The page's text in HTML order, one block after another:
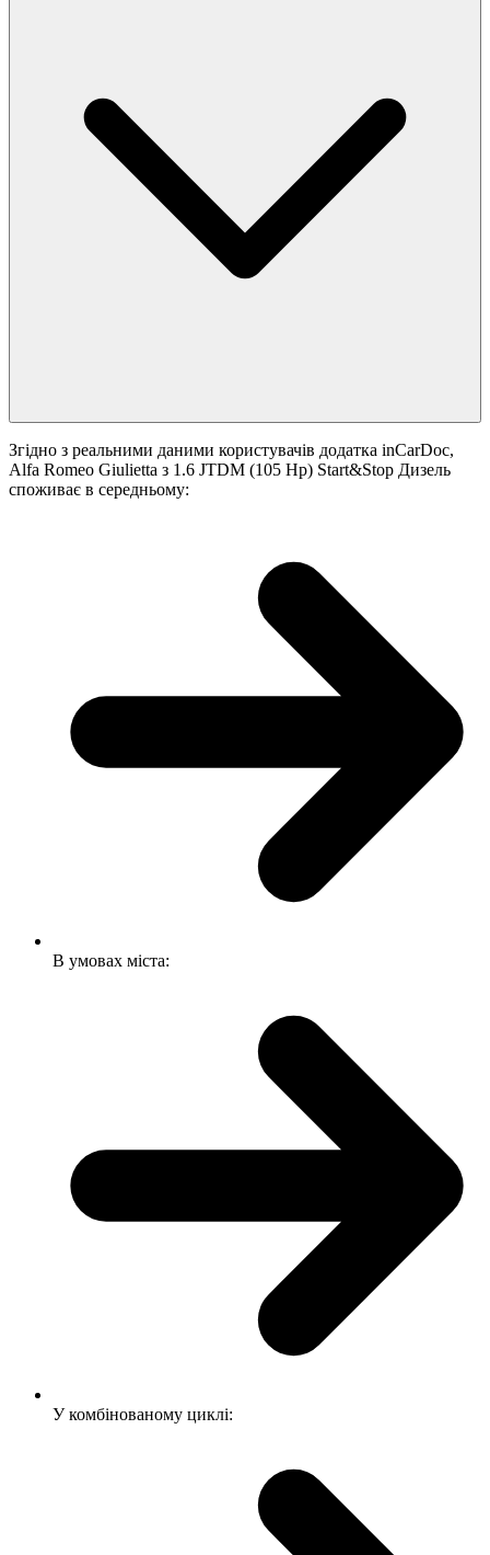
Згідно з реальними даними користувачів додатка inCarDoc,
Alfa Romeo Giulietta з 1.6 JTDM (105 Hp) Start&Stop Дизель
споживає в середньому:
В умовах міста:
У комбінованому циклі: